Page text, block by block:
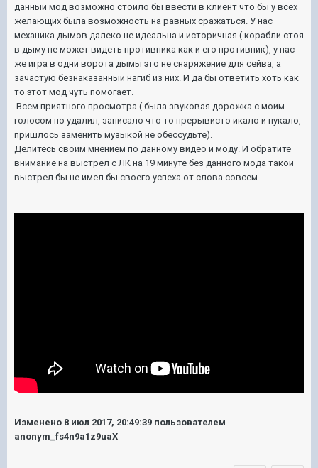
данный мод возможно стоило бы ввести в клиент что бы у всех
желающих была возможность на равных сражаться. У нас
механика дымов далеко не идеальна и историчная ( корабли стоя
в дыму не может видеть противника как и его противник), у нас
же игра в одни ворота дымы это не снаряжение для сейва, а
зачастую безнаказанный нагиб из них. И да бы ответить хоть как
то этот мод чуть помогает.
Всем приятного просмотра ( была звуковая дорожка с моим
голосом но удалил, записало что то прерывисто икало и пукало,
пришлось заменить музыкой не обессудьте).
Делитесь своим мнением по данному видео и моду. И обратите
внимание на выстрел с ЛК на 19 минуте без данного мода такой
выстрел бы не имел бы своего успеха от слова совсем.
Изменено 8 июл 2017, 20:49:39 пользователем
anonym_fs4n9a1z9uaX